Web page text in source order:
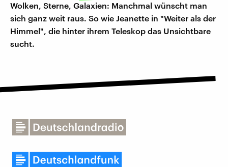
Wolken, Sterne, Galaxien: Manchmal wünscht man
sich ganz weit raus. So wie Jeanette in "Weiter als der
Himmel", die hinter ihrem Teleskop das Unsichtbare
sucht.